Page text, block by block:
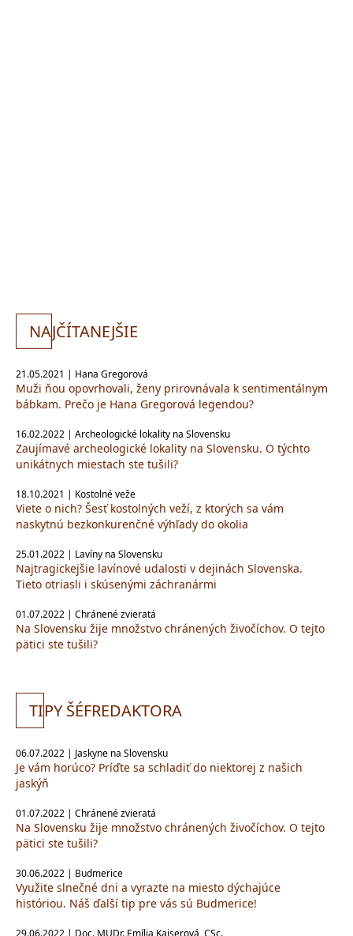
NAJČÍTANEJŠIE
21.05.2021 | Hana Gregorová
Muži ňou opovrhovali, ženy prirovnávala k sentimentálnym
bábkam. Prečo je Hana Gregorová legendou?
16.02.2022 | Archeologické lokality na Slovensku
Zaujímavé archeologické lokality na Slovensku. O týchto
unikátnych miestach ste tušili?
18.10.2021 | Kostolné veže
Viete o nich? Šesť kostolných veží, z ktorých sa vám
naskytnú bezkonkurenčné výhľady do okolia
25.01.2022 | Lavíny na Slovensku
Najtragickejšie lavínové udalosti v dejinách Slovenska.
Tieto otriasli i skúsenými záchranármi
01.07.2022 | Chránené zvieratá
Na Slovensku žije množstvo chránených živočíchov. O tejto
pätici ste tušili?
TIPY ŠÉFREDAKTORA
06.07.2022 | Jaskyne na Slovensku
Je vám horúco? Príďte sa schladiť do niektorej z našich
jaskýň
01.07.2022 | Chránené zvieratá
Na Slovensku žije množstvo chránených živočíchov. O tejto
pätici ste tušili?
30.06.2022 | Budmerice
Využite slnečné dni a vyrazte na miesto dýchajúce
históriou. Náš ďalší tip pre vás sú Budmerice!
29.06.2022 | Doc. MUDr. Emília Kaiserová, CSc.